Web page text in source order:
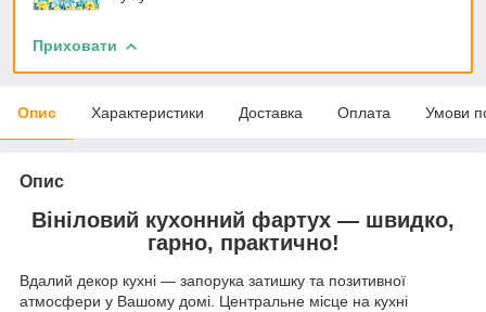
Приховати
Опис Характеристики Доставка Оплата Умови
Опис
Вініловий кухонний фартух — швидко,
гарно, практично!
Вдалий декор кухні — запорука затишку та позитивної
атмосфери у Вашому домі. Центральне місце на кухні